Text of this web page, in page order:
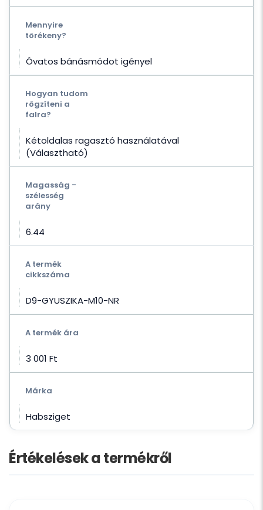
Mennyire
törékeny?
Óvatos bánásmódot igényel
Hogyan tudom
rögzíteni a
falra?
Kétoldalas ragasztó használatával
(Választható)
Magasság -
szélesség
arány
6.44
A termék
cikkszáma
D9-GYUSZIKA-M10-NR
A termék ára
3 001 Ft‎
Márka
Habsziget
Értékelések a termékről